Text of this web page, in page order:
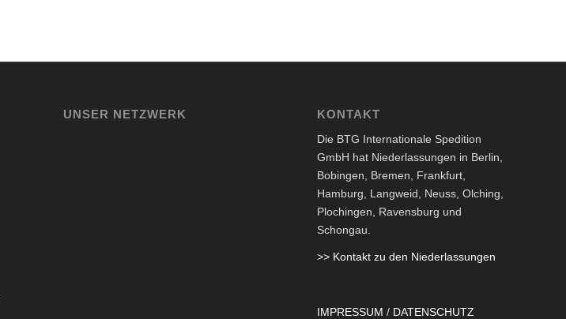
UNSER NETZWERK KONTAKT
Die BTG Internationale Spedition
GmbH hat Niederlassungen in Berlin,
Bobingen, Bremen, Frankfurt,
Hamburg, Langweid, Neuss, Olching,
Plochingen, Ravensburg und
Schongau.
>> Kontakt zu den Niederlassungen
IMPRESSUM / DATENSCHUTZ